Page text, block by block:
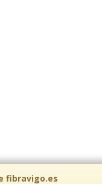
fibravigo.es